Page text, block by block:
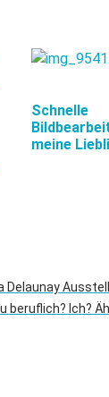
Schnelle
meine
Delaunay
beruflich? Ich?